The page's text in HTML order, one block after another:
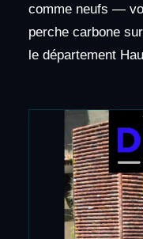
comme neufs —
perche carbone
le département